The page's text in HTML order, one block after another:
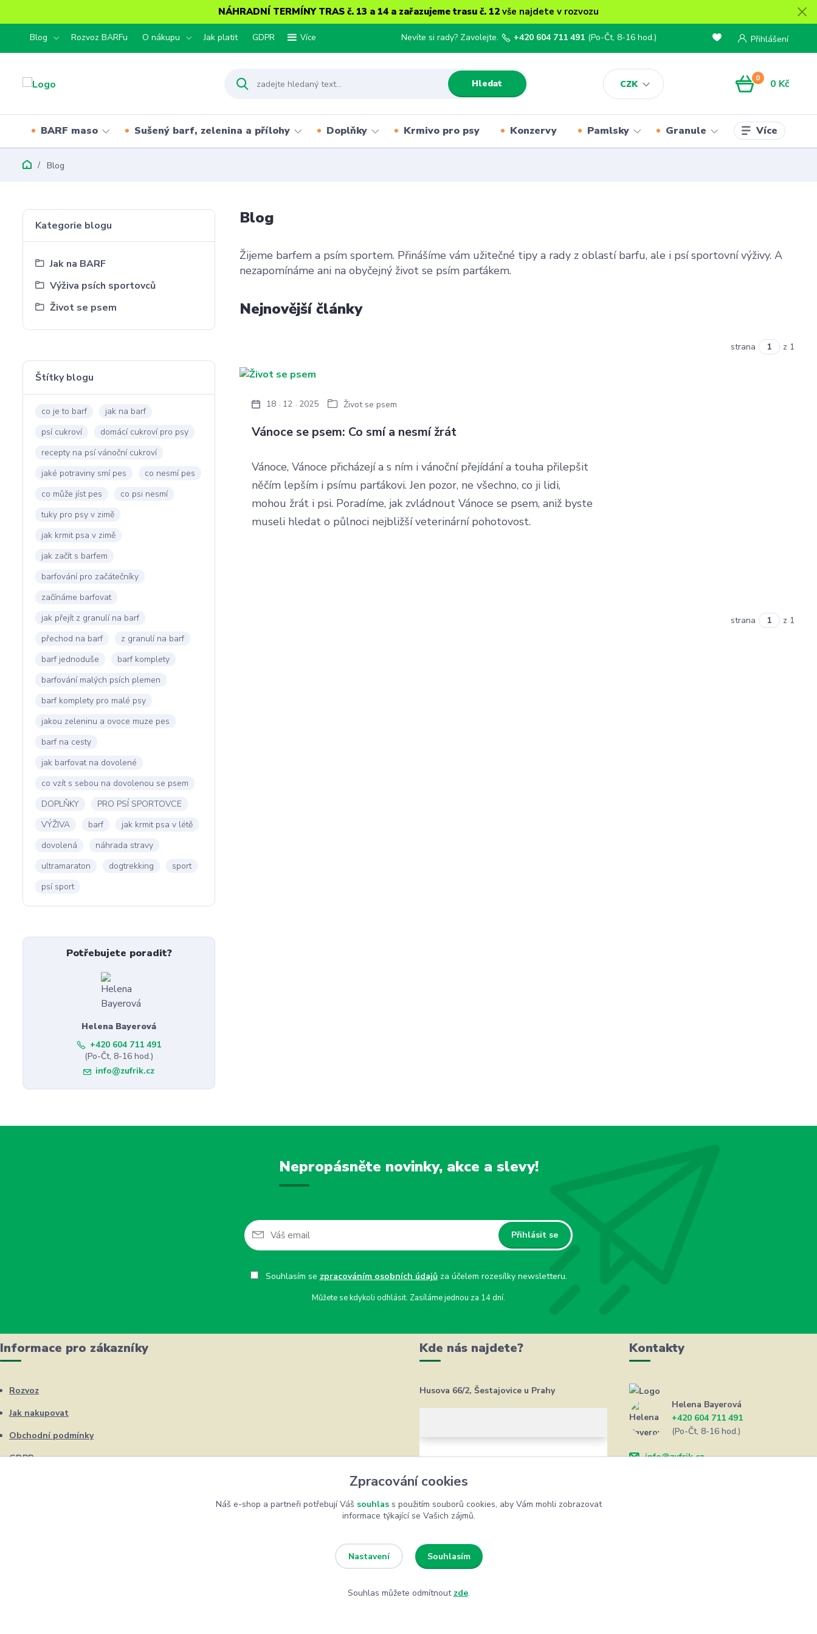
NÁHRADNÍ TERMÍNY TRAS č. 13 a 14 a zařazujeme trasu č. 12 vše najdete v rozvozu
Blog Rozvoz BARFu O nákupu Jak platit GDPR Více
CZK
Přihlášení
Hledat
Nevíte si rady? Zavolejte. +420 604 711 491 (Po-Čt, 8-16 hod.)
0 0 Kč
BARF maso Sušený barf, zelenina a přílohy Doplňky Krmivo pro psy Konzervy Pamlsky Granule Více
Blog
Kategorie blogu
Jak na BARF
Výživa psích sportovců
Život se psem
Štítky blogu
co je to barf
jak na barf
psí cukroví
domácí cukroví pro psy
recepty na psí vánoční cukroví
jaké potraviny smí pes
co nesmí pes
co může jíst pes
co psi nesmí
tuky pro psy v zimě
jak krmit psa v zimě
jak začít s barfem
barfování pro začátečníky
začínáme barfovat
jak přejít z granulí na barf
přechod na barf
z granulí na barf
barf jednoduše
barf komplety
barfování malých psích plemen
barf komplety pro malé psy
jakou zeleninu a ovoce muze pes
barf na cesty
jak barfovat na dovolené
co vzít s sebou na dovolenou se psem
DOPLŇKY
PRO PSÍ SPORTOVCE
VÝŽIVA
barf
jak krmit psa v létě
dovolená
náhrada stravy
ultramaraton
dogtrekking
sport
psí sport
Potřebujete poradit?
Helena Bayerová
+420 604 711 491
(Po-Čt, 8-16 hod.)
info@zufrik.cz
Blog
Žijeme barfem a psím sportem. Přinášíme vám užitečné tipy a rady z oblastí barfu, ale i psí sportovní výživy. A
nezapomínáme ani na obyčejný život se psím parťákem.
Nejnovější články
strana z 1
Vánoce se psem: Co smí a nesmí žrát
18 12 2025 Život se psem
Vánoce, Vánoce přicházejí a s ním i vánoční přejídání a touha přilepšit
něčím lepším i psímu parťákovi. Jen pozor, ne všechno, co ji lidi,
mohou žrát i psi. Poradíme, jak zvládnout Vánoce se psem, aniž byste
museli hledat o půlnoci nejbližší veterinární pohotovost.
strana z 1
Nepropásněte novinky, akce a slevy!
Přihlásit se
Souhlasím se zpracováním osobních údajůza účelem rozesílky newsletteru.
Můžete se kdykoli odhlásit. Zasíláme jednou za 14 dní.
Informace pro zákazníky
Rozvoz
Jak nakupovat
Obchodní podmínky
GDPR
Kde nás najdete?
Husova 66/2, Šestajovice u Prahy
Kontakty
Helena Bayerová
+420 604 711 491
(Po-Čt, 8-16 hod.)
info@zufrik.cz
Zpracování cookies
Náš e-shop a partneři potřebují Váš souhlass použitím souborů cookies, aby Vám mohli zobrazovat
informace týkající se Vašich zájmů.
Nastavení Souhlasím
Souhlas můžete odmítnout zde.